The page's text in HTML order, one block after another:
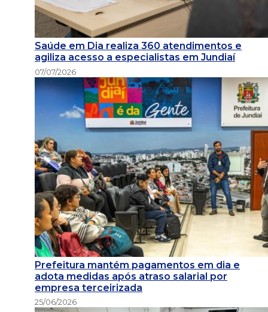
Saúde em Dia realiza 360 atendimentos e
agiliza acesso a especialistas em Jundiaí
07/07/2026
Prefeitura mantém pagamentos em dia e
adota medidas após atraso salarial por
empresa terceirizada
25/06/2026